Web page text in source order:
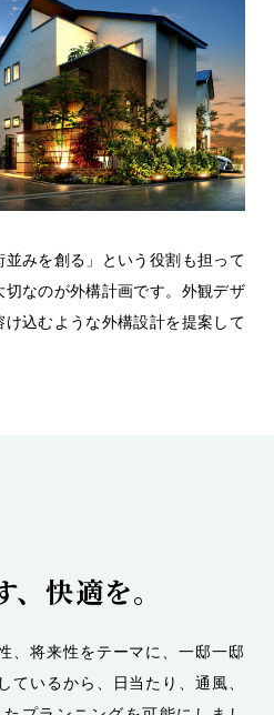
みを創る」という役割も担って
なのが外構計画です。外観デザ
込むような外構設計を提案して
快適を。
、将来性をテーマに、一邸一邸
ているから、日当たり、通風、